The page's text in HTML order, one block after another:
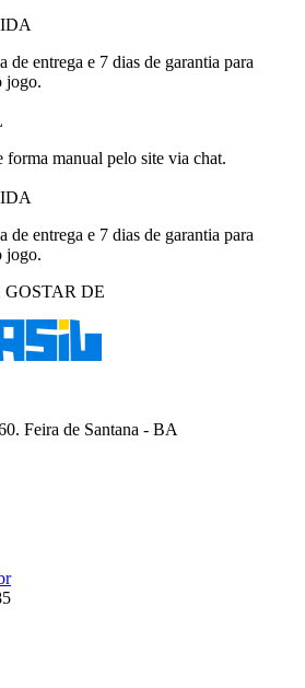
de entrega e 7 dias de garantia para
jogo.
forma manual pelo site via chat.
de entrega e 7 dias de garantia para
jogo.
DE
Feira de Santana - BA